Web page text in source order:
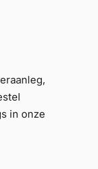
,
in onze